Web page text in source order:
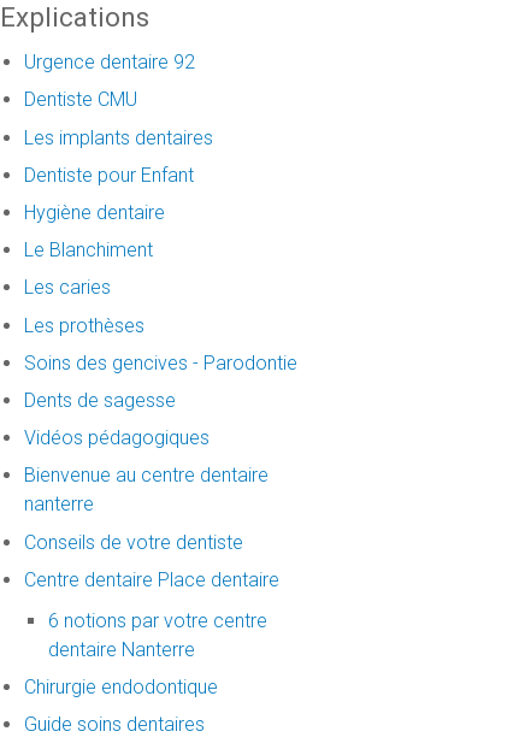
Explications
Urgence dentaire 92
Dentiste CMU
Les implants dentaires
Dentiste pour Enfant
Hygiène dentaire
Le Blanchiment
Les caries
Les prothèses
Soins des gencives - Parodontie
Dents de sagesse
Vidéos pédagogiques
Bienvenue au centre dentaire
nanterre
Conseils de votre dentiste
Centre dentaire Place dentaire
6 notions par votre centre
dentaire Nanterre
Chirurgie endodontique
Guide soins dentaires